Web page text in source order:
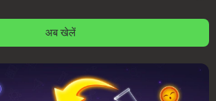
अब खेलें